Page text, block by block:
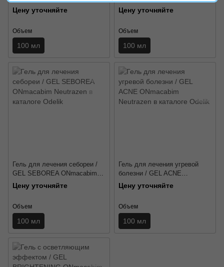
Neutrazen
Цену уточняйте
Объем
100 мл
Neutrazen
Цену уточняйте
Объем
100 мл
Гель для лечения себореи /
GEL SEBOREA ONmacabim
Neutrazen
Цену уточняйте
Объем
100 мл
Гель для лечения угревой
болезни / GEL ACNE
ONmacabim Neutrazen
Цену уточняйте
Объем
100 мл